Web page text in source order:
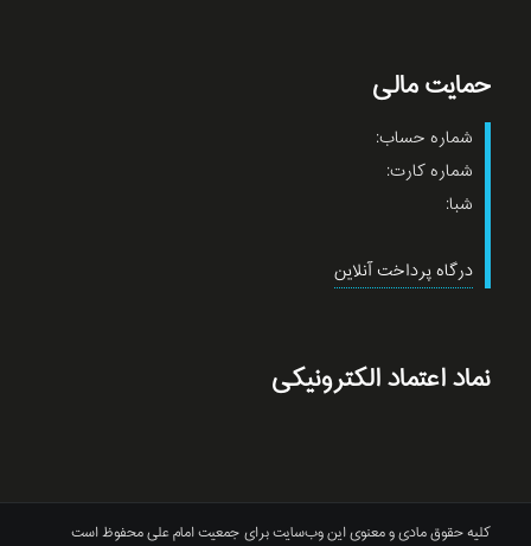
حمایت مالی
شماره حساب:
شماره کارت:
شبا:
درگاه پرداخت آنلاین
نماد اعتماد الکترونیکی
کلیه حقوق مادی و معنوی این وب‌سایت برای جمعیت امام علی محفوظ است